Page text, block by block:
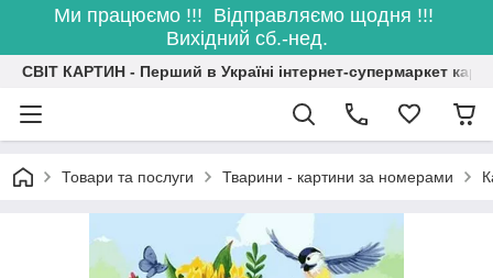
Ми працюємо !!! Відправляємо щодня !!!
Вихідний сб.-нед.
СВІТ КАРТИН - Перший в Україні інтернет-супермаркет
Товари та послуги Тварини - картини за номерами